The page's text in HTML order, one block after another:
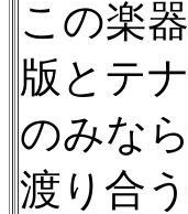
この楽
版とテ
のみな
渡り合